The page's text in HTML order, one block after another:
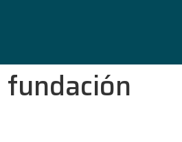
fundación